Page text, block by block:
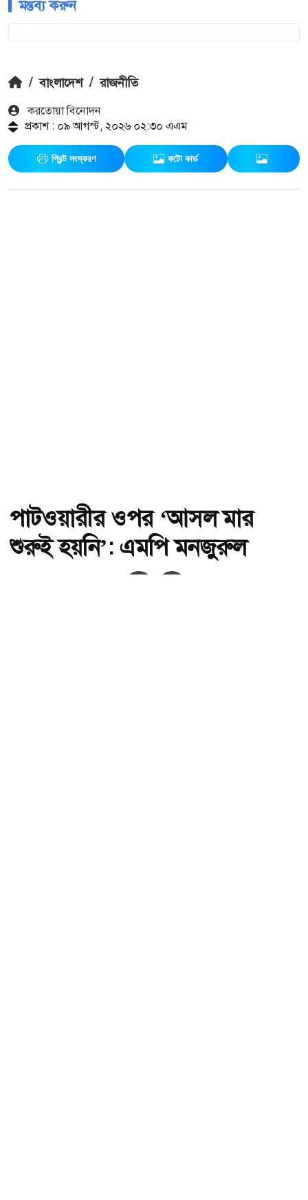
মন্তব্য করুন
/ বাংলাদেশ / রাজনীতি
করতোয়া বিনোদন
প্রকাশ : ০৯ আগস্ট, ২০২৬ ০২:৩০ এএম
প্রিন্ট সংস্করণ ফটো কার্ড
পাটওয়ারীর ওপর ‘আসল মার
শুরুই হয়নি’: এমপি মনজুরুল